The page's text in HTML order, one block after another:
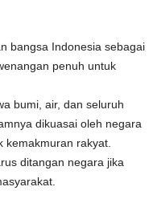
bangsa Indonesia sebagai
penuh untuk
bumi, air, dan seluruh
dikuasai oleh negara
rakyat.
ditangan negara jika